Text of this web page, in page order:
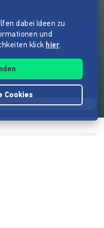
- CDs
dabei Ideen zu
und
klick hier.
Cookies